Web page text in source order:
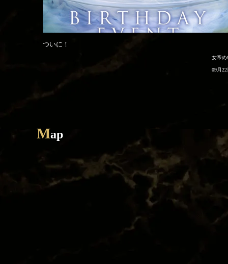
ついに！
女帝め
09月22
Map